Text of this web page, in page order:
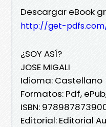
Descargar eBook
http://get-
¿SOY ASÍ?
JOSE MIGALI
Idioma: Castellano
Formatos: Pdf, ePub,
ISBN:
Editorial: Editorial